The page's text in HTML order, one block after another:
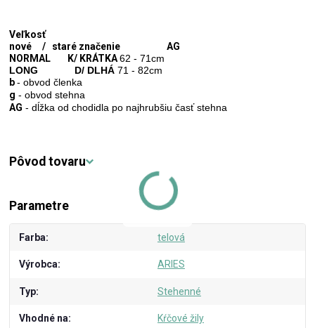
Veľkosť
nové / staré značenie AG
NORMAL K/ KRÁTKA62 - 71cm
LONG D/ DLHÁ71 - 82cm
b- obvod členka
g - obvod stehna
AG - dĺžka od chodidla po najhrubšiu časť stehna
Pôvod tovaru
Parametre
Farba telová
Výrobca ARIES
Typ Stehenné
Vhodné na Kŕčové žily